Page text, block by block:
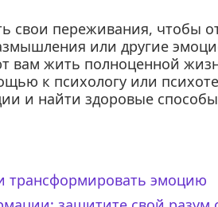
свои переживания, чтобы
или другие
вам жить полноценной
к психологу или
и найти здоровые способы
трансформировать эмоцию